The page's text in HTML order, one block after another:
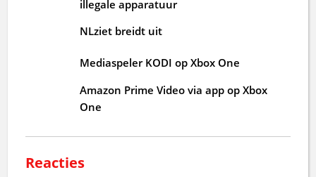
illegale apparatuur
NLziet breidt uit
Mediaspeler KODI op Xbox One
Amazon Prime Video via app op Xbox
One
Reacties